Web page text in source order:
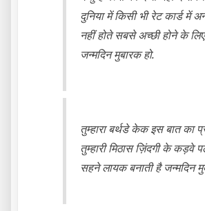
दुनिया में किसी भी रेट कार्ड में
नहीं होते सबसे अच्छी होने के
जन्मदिन मुबारक हो.
तुम्हारा बर्थडे केक इस बात का
तुम्हारी मिठास ज़िंदगी के कड़वे
सहने लायक बनाती है जन्मदिन